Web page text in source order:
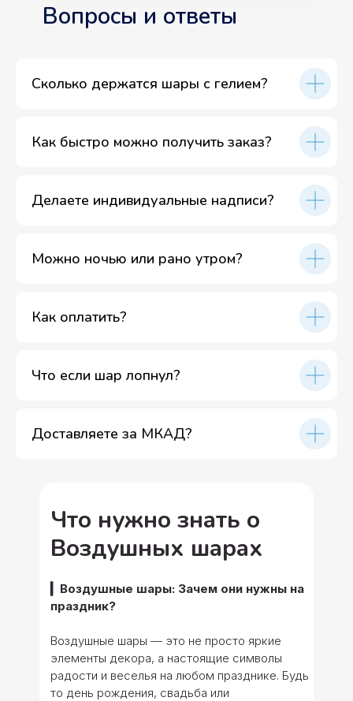
Вопросы и ответы
Сколько держатся шары с гелием?
Как быстро можно получить заказ?
Делаете индивидуальные надписи?
Можно ночью или рано утром?
Как оплатить?
Что если шар лопнул?
Доставляете за МКАД?
Что нужно знать о
Воздушных шарах
▎Воздушные шары: Зачем они нужны на
праздник?
Воздушные шары — это не просто яркие
элементы декора, а настоящие символы
радости и веселья на любом празднике. Будь
то день рождения, свадьба или